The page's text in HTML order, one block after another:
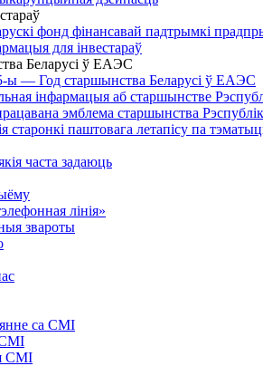
фонд фінансавай падтрымкі
для інвестараў
Беларусі ў ЕАЭС
ы — Год старшынства Беларусі ў ЕАЭС
інфармацыя аб старшынстве
эмблема старшынства
старонкі паштовага летапісу па
часта задаюць
лінія»
звароты
са СМІ
СМІ